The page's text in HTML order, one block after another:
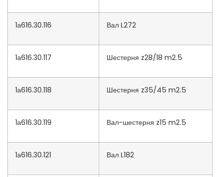
1а616.30.116 Вал L272
1а616.30.117 Шестерня z28/18 m2.5
1а616.30.118 Шестерня z35/45 m2.5
1а616.30.119 Вал-шестерня z15 m2.5
1а616.30.121 Вал L182